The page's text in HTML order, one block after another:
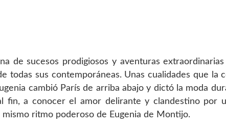
de sucesos prodigiosos y aventuras
todas sus contemporáneas. Unas cualidades que la
cambió París de arriba abajo y dictó la moda
fin, a conocer el amor delirante y clandestino por
ritmo poderoso de Eugenia de Montijo.